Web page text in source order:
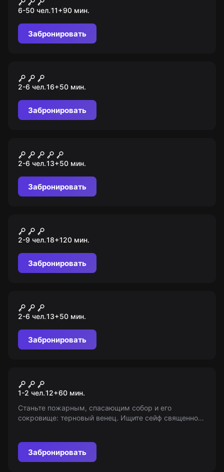
6-50 чел.11+90 мин.
Забронировать
Святилище
2-6 чел.16+50 мин.
Забронировать
Тюрьма
2-6 чел.13+50 мин.
Забронировать
Мозгва
2-9 чел.18+120 мин.
Забронировать
Сигнал потерян
2-6 чел.13+50 мин.
Забронировать
Пожар в Нотр-Дам-де-Пари
1-2 чел.12+60 мин.
Станьте пожарным, спасающим собор и его
сокровище: терновый венец. Ищите сейф священной
Забронировать